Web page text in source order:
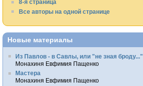
8-я страница
Все авторы на одной странице
Новые материалы
Из Павлов - в Савлы, или "не зная броду..."
Монахиня Евфимия Пащенко
Мастера
Монахиня Евфимия Пащенко